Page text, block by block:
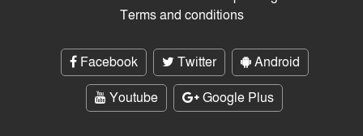
Terms and conditions
Facebook Twitter
Android
Youtube
Google Plus